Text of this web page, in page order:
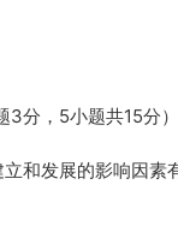
3分，5小题共15分）
立和发展的影响因